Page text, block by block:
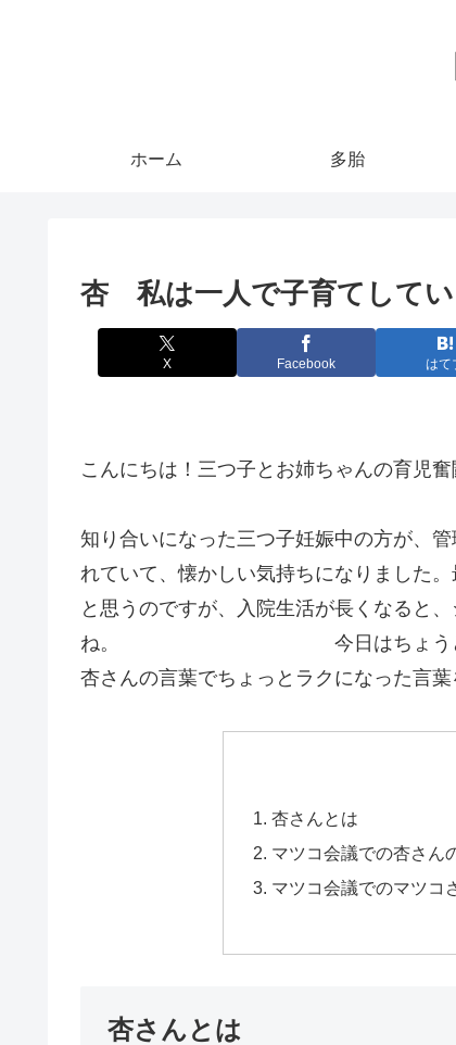
ホーム 多胎
杏 私は一人で子育てして
X Facebook はて
こんにちは！三つ子とお姉ちゃんの育児
知り合いになった三つ子妊娠中の方が、
れていて、懐かしい気持ちになりました
と思うのですが、入院生活が長くなると
ね。 今日はちょうど出産後退
杏さんの言葉でちょっとラクになった言葉
杏さんとは
マツコ会議での杏さん
マツコ会議でのマツコ
杏さんとは